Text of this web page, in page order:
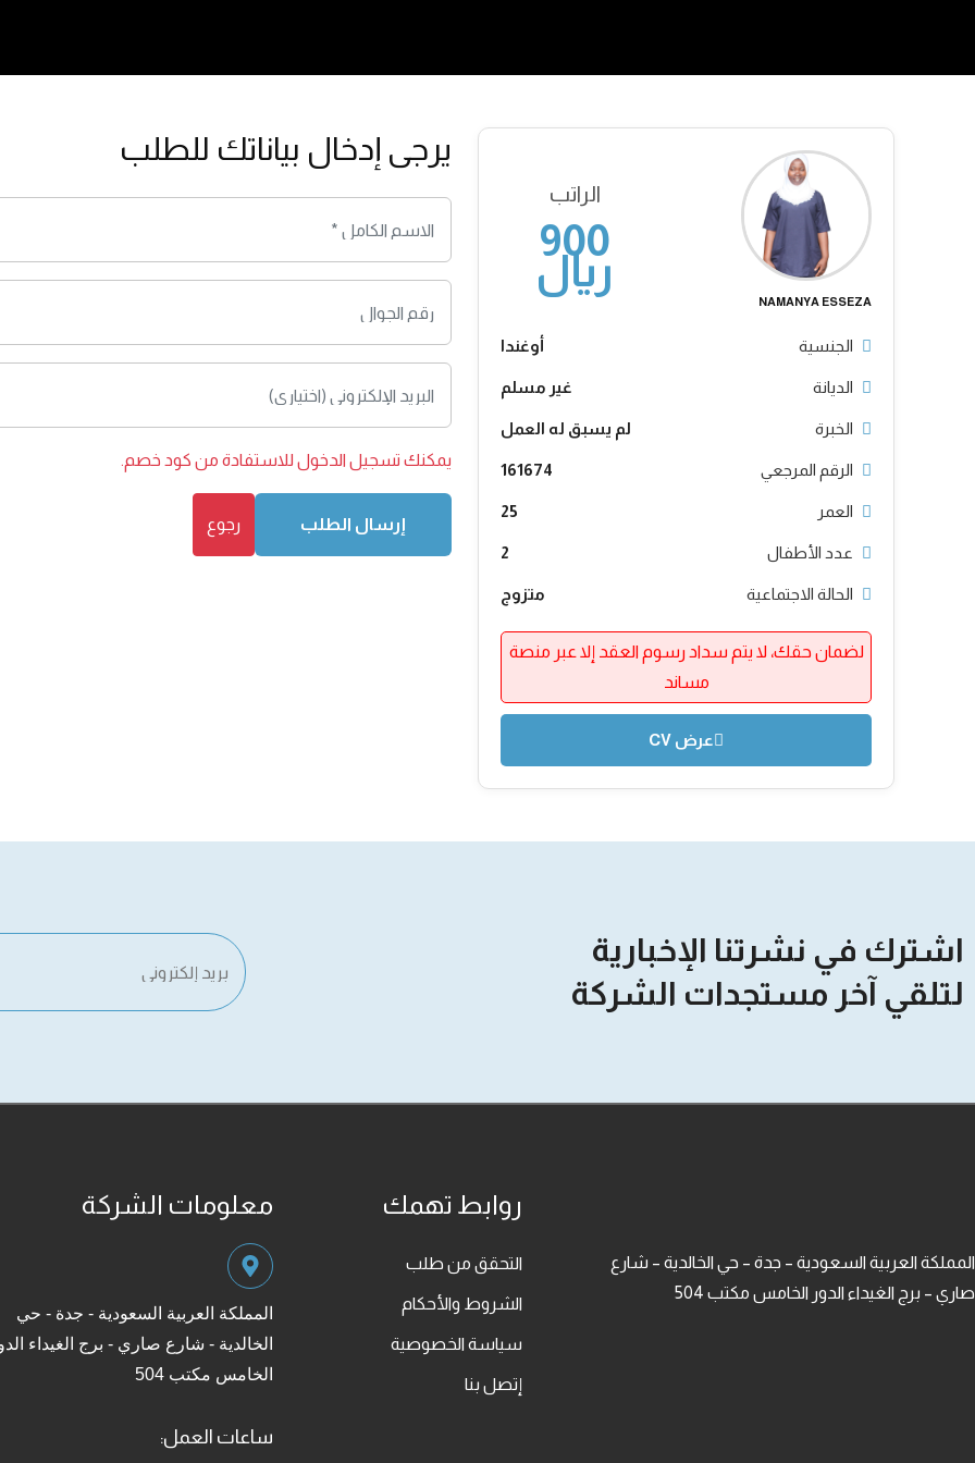
NAMANYA ESSEZA
الراتب
900
ريال
الجنسية أوغندا
الديانة غير مسلم
الخبرة لم يسبق له العمل
الرقم المرجعي 161674
العمر 25
عدد الأطفال 2
الحالة الاجتماعية متزوج
لضمان حقك، لا يتم سداد رسوم العقد إلا عبر منصة
مساند
عرض CV
يرجى إدخال بياناتك للطلب
يمكنك تسجيل الدخولللاستفادة من كود خصم.
إرسال الطلب رجوع
اشترك في نشرتنا الإخبارية
لتلقي آخر مستجدات الشركة
المملكة العربية السعودية – جدة – حي الخالدية – شارع
صاري – برج الغيداء الدور الخامس مكتب 504
روابط تهمك
التحقق من طلب
الشروط والأحكام
سياسة الخصوصية
إتصل بنا
معلومات الشركة
المملكة العربية السعودية - جدة - حي
الخالدية - شارع صاري - برج الغيداء
الخامس مكتب 504
ساعات العمل: